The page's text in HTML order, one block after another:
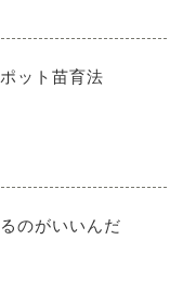
ット苗育法
のがいいんだ